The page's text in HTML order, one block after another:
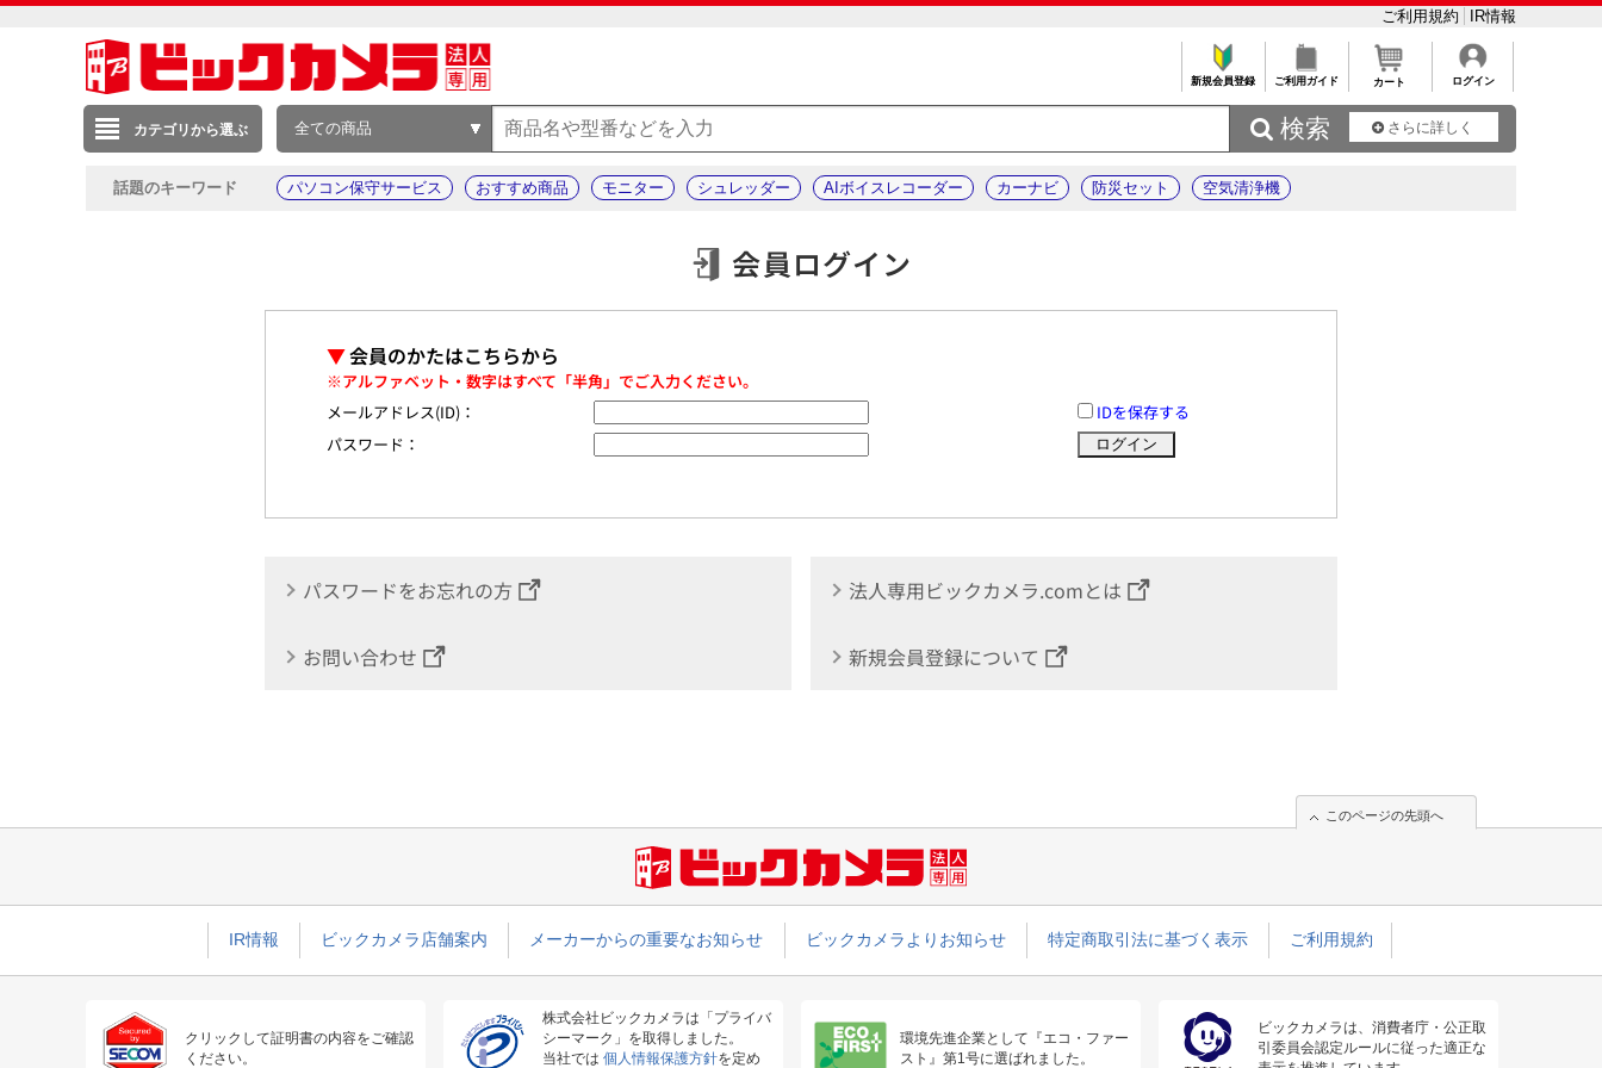
ご利用規約 IR情報
新規会員登録 ご利用ガイド カート ログイン
カテゴリから選ぶ 全ての商品  検索 さらに詳しく
話題のキーワード パソコン保守サービス おすすめ商品 モニター シュレッダー AIボイスレコーダー カーナビ 防災セット 空気清浄機
会員ログイン
▼会員のかたはこちらから
※アルファベット・数字はすべて「半角」でご入力ください。
メールアドレス(ID)：
IDを保存する
パスワード：
パスワードをお忘れの方 法人専用ビックカメラ.comとは
お問い合わせ 新規会員登録について
このページの先頭へ
IR情報 ビックカメラ店舗案内 メーカーからの重要なお知らせ ビックカメラよりお知らせ 特定商取引法に基づく表示 ご利用規約
クリックして証明書の内容をご確認
ください。
株式会社ビックカメラは「プライバ
シーマーク」を取得しました。
当社では 個人情報保護方針を定め
環境先進企業として『エコ・ファー
スト』第1号に選ばれました。
ビックカメラは、消費者庁・公正取
引委員会認定ルールに従った適正な